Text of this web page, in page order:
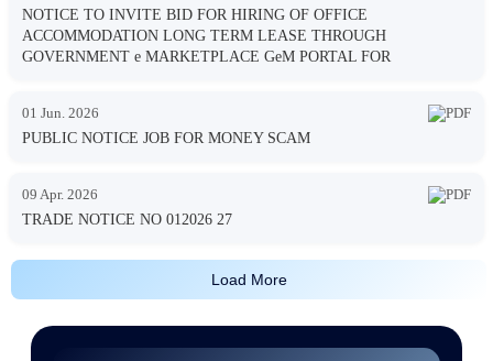
NOTICE TO INVITE BID FOR HIRING OF OFFICE
ACCOMMODATION LONG TERM LEASE THROUGH
GOVERNMENT e MARKETPLACE GeM PORTAL FOR
01 Jun. 2026
PUBLIC NOTICE JOB FOR MONEY SCAM
09 Apr. 2026
TRADE NOTICE NO 012026 27
Load More